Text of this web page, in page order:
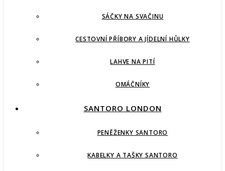
SÁČKY NA SVAČINU
CESTOVNÍ PŘÍBORY A JÍDELNÍ HŮLKY
LAHVE NA PITÍ
OMÁČNÍKY
SANTORO LONDON
PENĚŽENKY SANTORO
KABELKY A TAŠKY SANTORO